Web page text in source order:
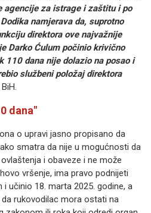
agencije za istrage i zaštitu i po
namjerava da, suprotno
direktora ove najvažnije
Darko Ćulum počinio krivično
110 dana nije dolazio na posao i
službeni položaj direktora
dana"
o upravi jasno propisano da
smatra da nije u mogućnosti da
i obaveze i ne može
vršenje, ima pravo podnijeti
učinio 18. marta 2025. godine, a
rukovodilac mora ostati na